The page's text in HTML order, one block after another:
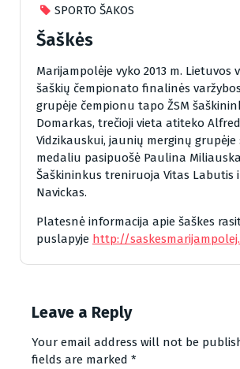
SPORTO ŠAKOS
Šaškės
Marijampolėje vyko 2013 m. Lietuvos
šaškių čempionato finalinės
grupėje čempionu tapo ŽSM
Domarkas, trečioji vieta atiteko
Vidzikauskui, jaunių merginų grupėje
medaliu pasipuošė Paulina
Šaškininkus treniruoja Vitas Labutis
Navickas.
Platesnė informacija apie šaškes
puslapyje http://
Leave a Reply
Your email address will not be
fields are marked *